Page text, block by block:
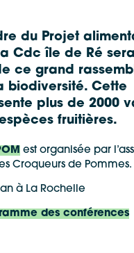
du Projet
Cdc île de Ré sera
ce grand
biodiversité. Cette
plus de 2000
fruitières.
est organisée par
Croqueurs de Pommes.
à La Rochelle
des conférences